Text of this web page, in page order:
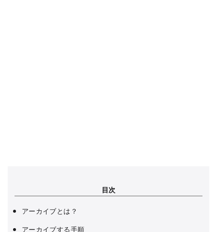
目次
アーカイブとは？
アーカイブする手順